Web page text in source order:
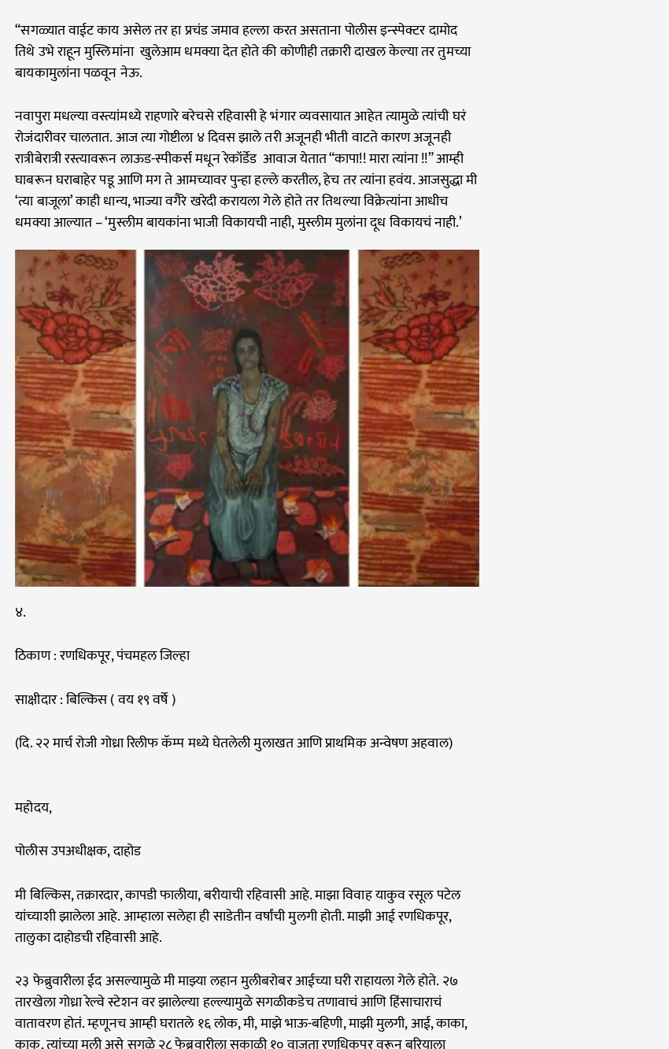
“सगळ्यात वाईट काय असेल तर हा प्रचंड जमाव हल्ला करत असताना पोलीस इन्स्पेक्टर दामोद
तिथे उभे राहून मुस्लिमांना खुलेआम धमक्या देत होते की कोणीही तक्रारी दाखल केल्या तर तुमच्या
बायकामुलांना पळवून नेऊ.
नवापुरा मधल्या वस्त्यांमध्ये राहणारे बरेचसे रहिवासी हे भंगार व्यवसायात आहेत त्यामुळे त्यांची घरं
रोजंदारीवर चालतात. आज त्या गोष्टीला ४ दिवस झाले तरी अजूनही भीती वाटते कारण अजूनही
रात्रीबेरात्री रस्त्यावरून लाऊड-स्पीकर्स मधून रेकॉर्डेड आवाज येतात “कापा!! मारा त्यांना !!” आम्ही
घाबरून घराबाहेर पडू आणि मग ते आमच्यावर पुन्हा हल्ले करतील, हेच तर त्यांना हवंय. आजसुद्धा मी
‘त्या बाजूला’ काही धान्य, भाज्या वगैरे खरेदी करायला गेले होते तर तिथल्या विक्रेत्यांना आधीच
धमक्या आल्यात – ‘मुस्लीम बायकांना भाजी विकायची नाही, मुस्लीम मुलांना दूध विकायचं नाही.’
४.
ठिकाण : रणधिकपूर, पंचमहल जिल्हा
साक्षीदार : बिल्किस ( वय १९ वर्षे )
(दि. २२ मार्च रोजी गोध्रा रिलीफ कॅम्प मध्ये घेतलेली मुलाखत आणि प्राथमिक अन्वेषण अहवाल)
महोदय,
पोलीस उपअधीक्षक, दाहोड
मी बिल्किस, तक्रारदार, कापडी फालीया, बरीयाची रहिवासी आहे. माझा विवाह याकुव रसूल पटेल
यांच्याशी झालेला आहे. आम्हाला सलेहा ही साडेतीन वर्षांची मुलगी होती. माझी आई रणधिकपूर,
तालुका दाहोडची रहिवासी आहे.
२३ फेब्रुवारीला ईद असल्यामुळे मी माझ्या लहान मुलीबरोबर आईच्या घरी राहायला गेले होते. २७
तारखेला गोध्रा रेल्वे स्टेशन वर झालेल्या हल्ल्यामुळे सगळीकडेच तणावाचं आणि हिंसाचाराचं
वातावरण होतं. म्हणूनच आम्ही घरातले १६ लोक, मी, माझे भाऊ-बहिणी, माझी मुलगी, आई, काका,